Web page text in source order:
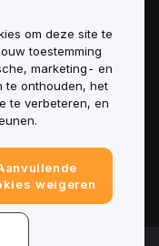
om deze site te
toestemming
marketing- en
te onthouden, het
te verbeteren, en
weigeren